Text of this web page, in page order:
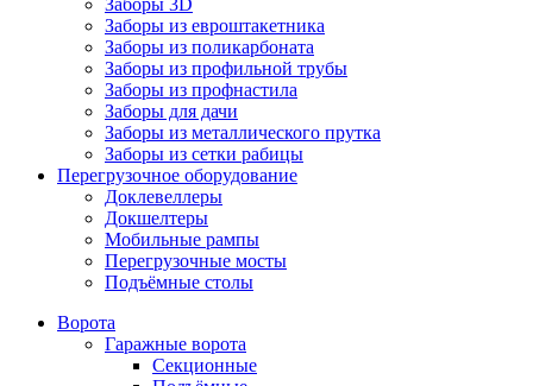
Заборы из евроштакетника
Заборы из поликарбоната
Заборы из профильной трубы
Заборы из профнастила
Заборы для дачи
Заборы из металлического прутка
Заборы из сетки рабицы
Перегрузочное оборудование
Доклевеллеры
Докшелтеры
Мобильные рампы
Перегрузочные мосты
Подъёмные столы
Ворота
Гаражные ворота
Секционные